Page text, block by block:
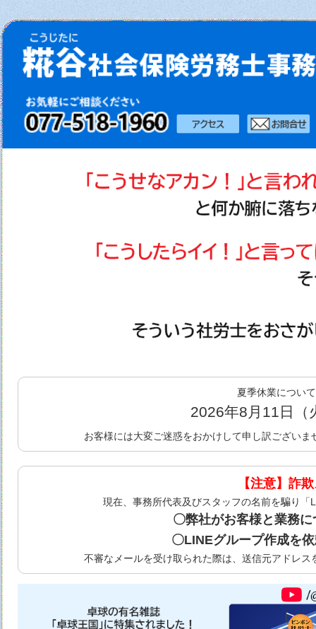
夏季休業につい
2026年8月11日（
お客様には大変ご迷惑をおかけして申し訳ござい
【注意】詐
現在、事務所代表及びスタッフの名前を騙り
〇弊社がお客様と業務に
〇LINEグループ作成を
不審なメールを受け取られた際は、送信元アドレ